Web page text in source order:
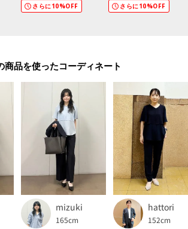
際よりも色味が違って見える場合があります。また、
ォンなどの環境により、若干製品と画像のカラーが異
さらに10%OFF
さらに10%OFF
商品を使った
mizuki
165cm
hattori
152cm